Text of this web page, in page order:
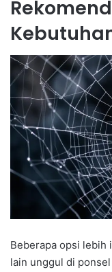
Beberapa opsi lebih
lain unggul di